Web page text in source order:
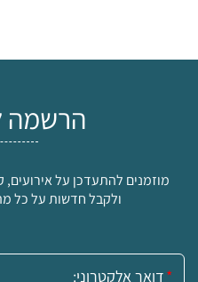
הרשמה
מוזמנים להתעדכן על אירועים,
ולקבל חדשות על כל
אימייל: